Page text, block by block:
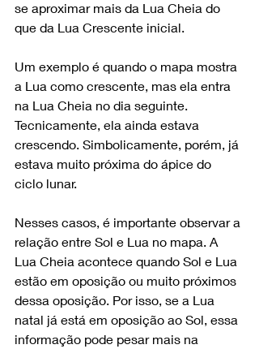
se aproximar mais da Lua Cheia do
que da Lua Crescente inicial.
Um exemplo é quando o mapa mostra
a Lua como crescente, mas ela entra
na Lua Cheia no dia seguinte.
Tecnicamente, ela ainda estava
crescendo. Simbolicamente, porém, já
estava muito próxima do ápice do
ciclo lunar.
Nesses casos, é importante observar a
relação entre Sol e Lua no mapa. A
Lua Cheia acontece quando Sol e Lua
estão em oposição ou muito próximos
dessa oposição. Por isso, se a Lua
natal já está em oposição ao Sol, essa
informação pode pesar mais na